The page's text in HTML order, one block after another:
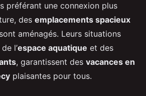
préférant une connexion plus
des emplacements spacieux
aménagés. Leurs situations
l’espace aquatique et des
, garantissent des vacances en
plaisantes pour tous.